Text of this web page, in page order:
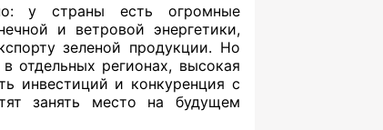
у страны есть огромные
и ветровой энергетики,
зеленой продукции. Но
отдельных регионах, высокая
инвестиций и конкуренция с
занять место на будущем